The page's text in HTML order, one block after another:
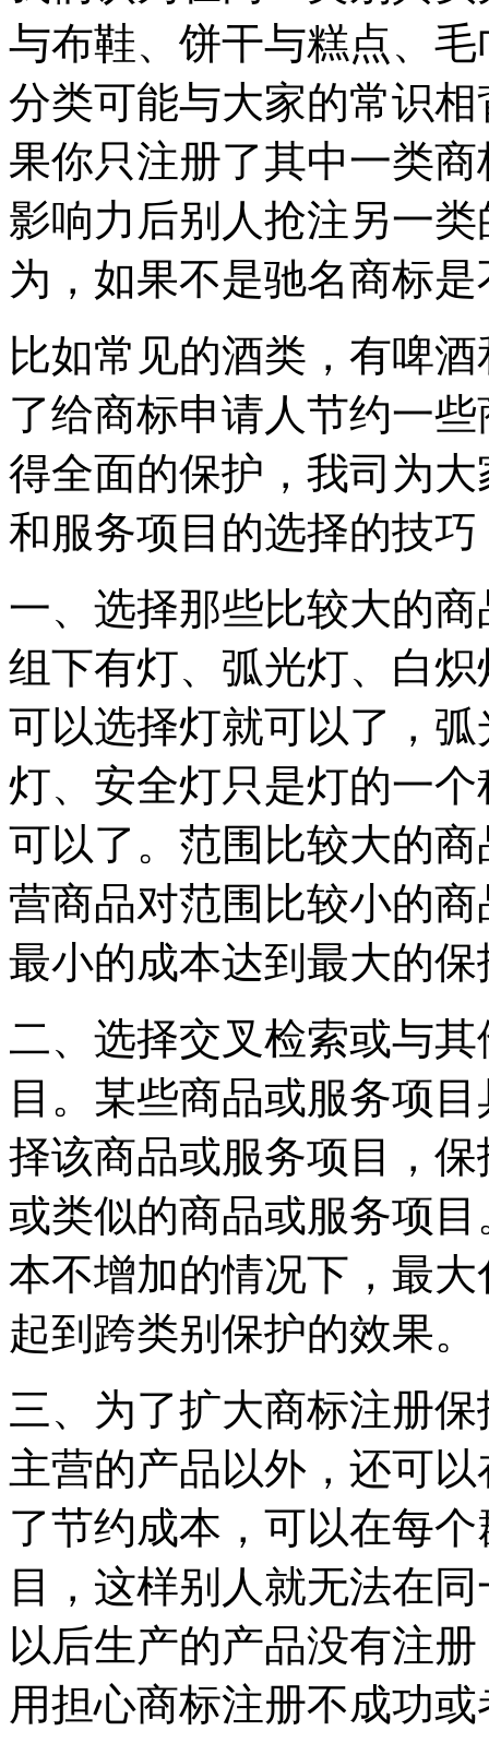
与布鞋、饼干与糕点、
分类可能与大家的常识
果你只注册了其中一类
影响力后别人抢注另一
为，如果不是驰名商标
比如常见的酒类，有啤
了给商标申请人节约一
得全面的保护，我司为
和服务项目的选择的技巧
一、选择那些比较大的
组下有灯、弧光灯、白
可以选择灯就可以了，
灯、安全灯只是灯的一
可以了。范围比较大的
营商品对范围比较小的
最小的成本达到最大的
二、选择交叉检索或与
目。某些商品或服务项
择该商品或服务项目，
或类似的商品或服务项
本不增加的情况下，最
起到跨类别保护的效果。
三、为了扩大商标注册
主营的产品以外，还可
了节约成本，可以在每
目，这样别人就无法在
以后生产的产品没有注
用担心商标注册不成功